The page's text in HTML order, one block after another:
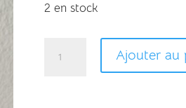
2 en stock
Ajouter au